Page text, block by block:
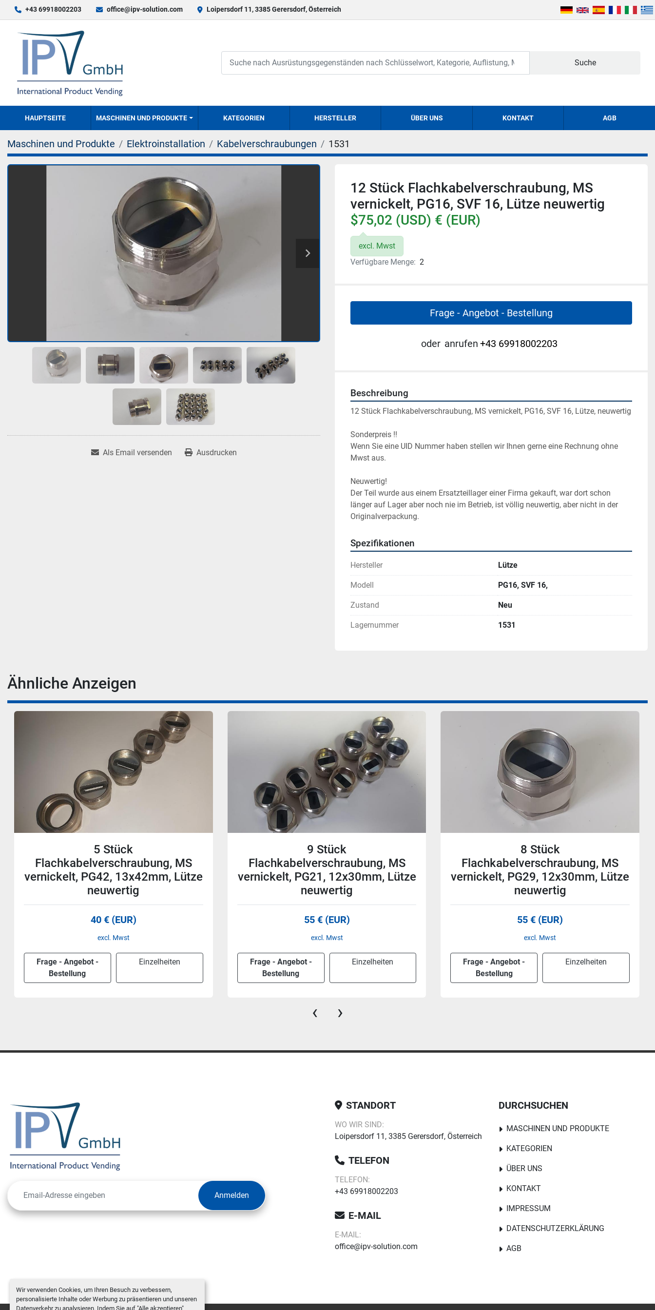
Wir verwenden Cookies, um Ihren Besuch zu verbessern,
personalisierte Inhalte oder Werbung zu präsentieren und unseren
Datenverkehr zu analysieren. Indem Sie auf "Alle akzeptieren"
+43 69918002203 office@ipv-solution.com Loipersdorf 11, 3385 Gerersdorf, Österreich
Suche
HAUPTSEITE MASCHINEN UND PRODUKTE KATEGORIEN HERSTELLER ÜBER UNS KONTAKT AGB
Maschinen und Produkte Elektroinstallation Kabelverschraubungen 1531
Als Email versenden Ausdrucken
12 Stück Flachkabelverschraubung, MS
vernickelt, PG16, SVF 16, Lütze neuwertig
$75,02 (USD) € (EUR)
excl. Mwst
Verfügbare Menge: 2
Frage - Angebot - Bestellung
oder anrufen +43 69918002203
Beschreibung
12 Stück Flachkabelverschraubung, MS vernickelt, PG16, SVF 16, Lütze, neuwertig
Sonderpreis !!
Wenn Sie eine UID Nummer haben stellen wir Ihnen gerne eine Rechnung ohne
Mwst aus.
Neuwertig!
Der Teil wurde aus einem Ersatzteillager einer Firma gekauft, war dort schon
länger auf Lager aber noch nie im Betrieb, ist völlig neuwertig, aber nicht in der
Originalverpackung.
Spezifikationen
Hersteller Lütze
Modell PG16, SVF 16,
Zustand Neu
Lagernummer 1531
Ähnliche Anzeigen
9 Stück
Flachkabelverschraubung, MS
vernickelt, PG21, 12x30mm, Lütze
neuwertig
55 € (EUR)
excl. Mwst
Frage - Angebot -
Bestellung
Einzelheiten
8 Stück
Flachkabelverschraubung, MS
vernickelt, PG29, 12x30mm, Lütze
neuwertig
55 € (EUR)
excl. Mwst
Frage - Angebot -
Bestellung
Einzelheiten
5 Stück
Flachkabelverschraubung, MS
vernickelt, PG29, 8x30mm, Lütze
neuwertig
45 € (EUR)
excl. Mwst
Frage - Angebot -
Bestellung
Einzelheiten
‹ ›
Anmelden
STANDORT
WO WIR SIND:
Loipersdorf 11, 3385 Gerersdorf, Österreich
TELEFON
TELEFON:
+43 69918002203
E-MAIL
E-MAIL:
office@ipv-solution.com
DURCHSUCHEN
MASCHINEN UND PRODUKTE
KATEGORIEN
ÜBER UNS
KONTAKT
IMPRESSUM
DATENSCHUTZERKLÄRUNG
AGB